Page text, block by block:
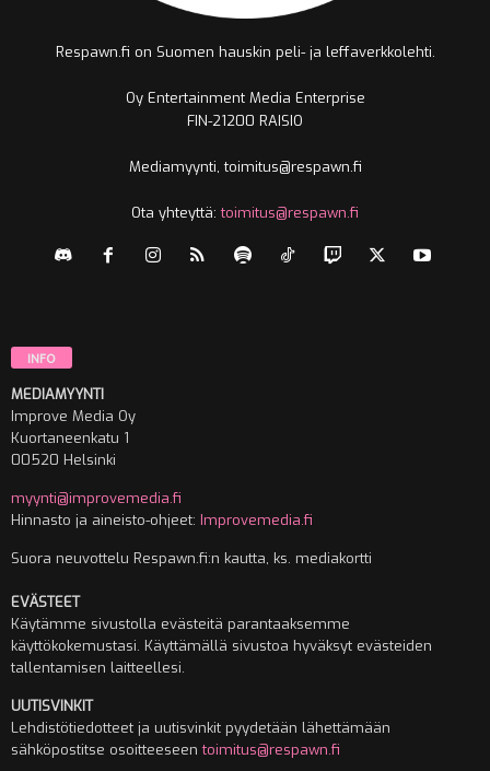
Respawn.fi on Suomen hauskin peli- ja leffaverkkolehti.
Oy Entertainment Media Enterprise
FIN-21200 RAISIO
Mediamyynti, toimitus@respawn.fi
Ota yhteyttä:toimitus@respawn.fi
INFO
MEDIAMYYNTI
Improve Media Oy
Kuortaneenkatu 1
00520 Helsinki
myynti@improvemedia.fi
Hinnasto ja aineisto-ohjeet: Improvemedia.fi
Suora neuvottelu Respawn.fi:n kautta, ks. mediakortti
EVÄSTEET
Käytämme sivustolla evästeitä parantaaksemme
käyttökokemustasi. Käyttämällä sivustoa hyväksyt evästeiden
tallentamisen laitteellesi.
UUTISVINKIT
Lehdistötiedotteet ja uutisvinkit pyydetään lähettämään
sähköpostitse osoitteeseentoimitus@respawn.fi